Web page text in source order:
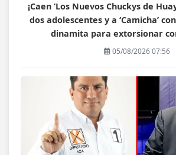
¡Caen ‘Los Nuevos Chuckys de
dos adolescentes y a ‘Camicha’
dinamita para extorsionar
05/08/2026 07:56